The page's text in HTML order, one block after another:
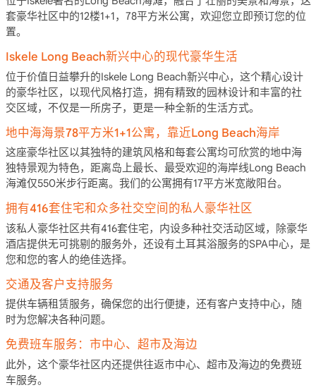
套豪华社区中的12楼1+1，78平方米公寓，欢迎您立即预订您的位
置。
Iskele Long Beach新兴中心的现代豪华生活
位于价值日益攀升的Iskele Long Beach新兴中心，这个精心设计
的豪华社区，以现代风格打造，拥有精致的园林设计和丰富的社
交区域，不仅是一所房子，更是一种全新的生活方式。
地中海海景78平方米1+1公寓，靠近Long Beach海岸
这座豪华社区以其独特的建筑风格和每套公寓均可欣赏的地中海
独特景观为特色，距离岛上最长、最受欢迎的海岸线Long Beach
海滩仅550米步行距离。我们的公寓拥有17平方米宽敞阳台。
拥有416套住宅和众多社交空间的私人豪华社区
该私人豪华社区共有416套住宅，内设多种社交活动区域，除豪华
酒店提供无可挑剔的服务外，还设有土耳其浴服务的SPA中心，是
您和您的客人的绝佳选择。
交通及客户支持服务
提供车辆租赁服务，确保您的出行便捷，还有客户支持中心，随
时为您解决各种问题。
免费班车服务：市中心、超市及海边
此外，这个豪华社区内还提供往返市中心、超市及海边的免费班
车服务。